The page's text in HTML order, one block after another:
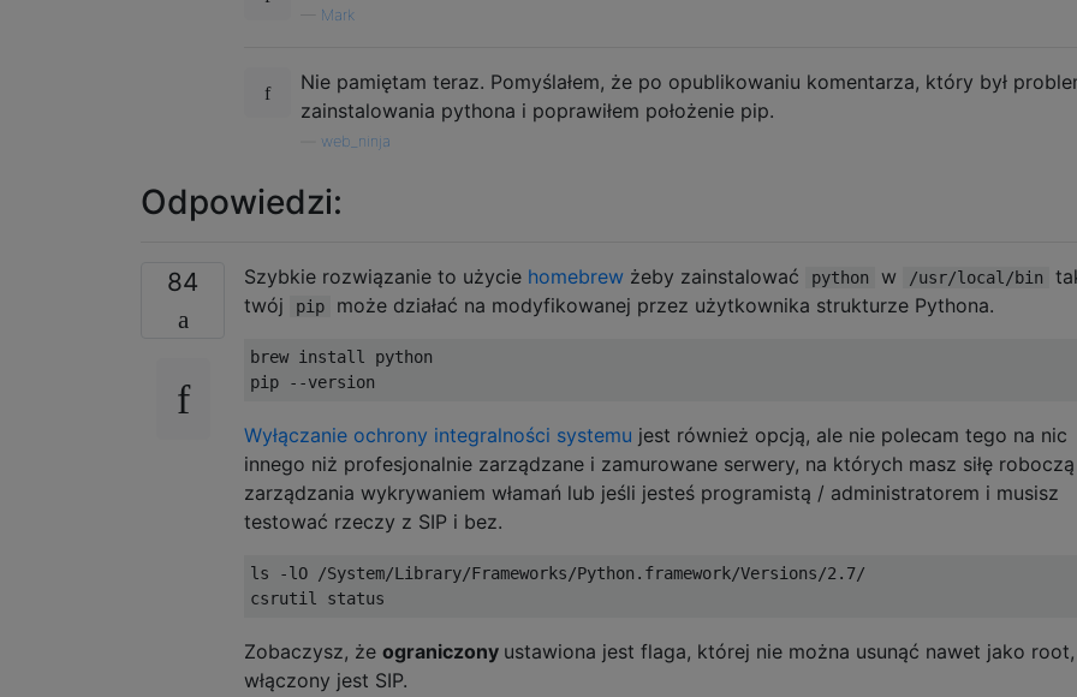
Mark
Nie pamiętam teraz. Pomyślałem, że po opublikowaniu komentarza, który był
zainstalowania pythona i poprawiłem położenie pip.
web_ninja
Odpowiedzi:
84 Szybkie rozwiązanie to użycie homebrew żeby zainstalować python w /usr/local/bin
twój
pip może działać na modyfikowanej przez użytkownika strukturze Pythona.
brew install python
Wyłączanie ochrony integralności systemu jest również opcją, ale nie polecam tego na nic
innego niż profesjonalnie zarządzane i zamurowane serwery, na których masz siłę
zarządzania wykrywaniem włamań lub jeśli jesteś programistą / administratorem i musisz
testować rzeczy z SIP i bez.
ls -lO /System/Library/Frameworks/Python.framework/Versions/2.7/
Zobaczysz, że ograniczony ustawiona jest flaga, której nie można usunąć nawet jako
włączony jest SIP.